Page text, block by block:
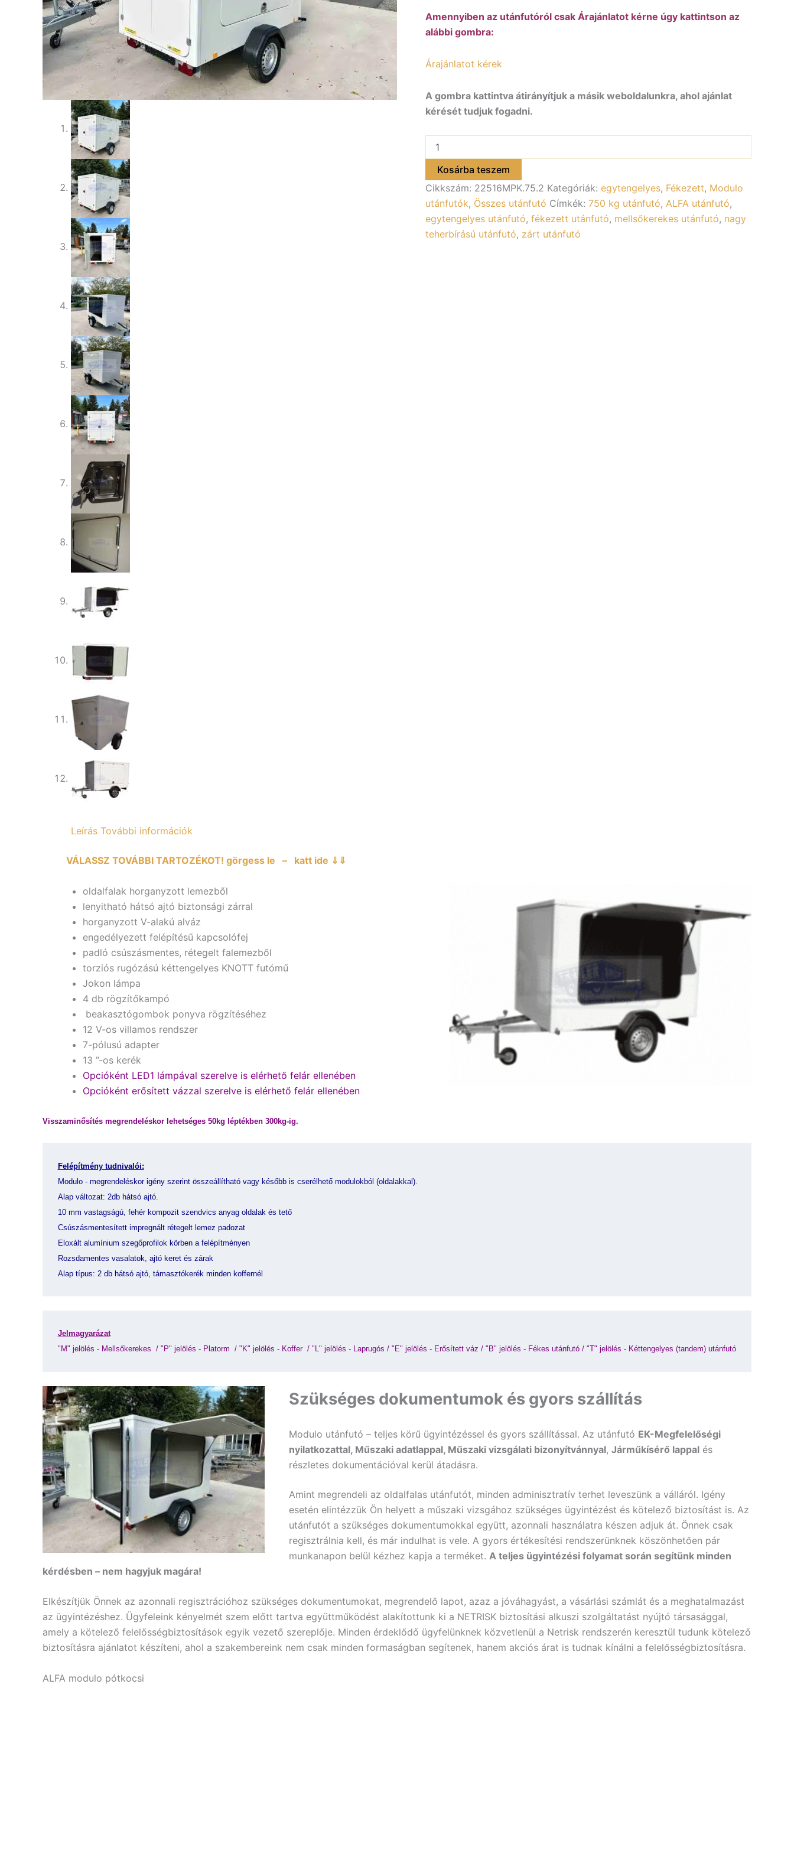
Amennyiben az utánfutóról csak Árajánlatot kérne úgy kattintson az
alábbi gombra:
Árajánlatot kérek
A gombra kattintva átirányítjuk a másik weboldalunkra, ahol ajánlat
kérését tudjuk fogadni.
Modulo
22516MPK.75.2
egytengelyes
fékezett
utánfutó,
2
Kosárba teszem
Cikkszám: 22516MPK.75.2 Kategóriák: egytengelyes, Fékezett, Modulo
utánfutók, Összes utánfutó Címkék: 750 kg utánfutó, ALFA utánfutó,
egytengelyes utánfutó, fékezett utánfutó, mellsőkerekes utánfutó, nagy
teherbírású utánfutó, zárt utánfutó
Leírás További információk
VÁLASSZ TOVÁBBI TARTOZÉKOT! görgess le – katt ide ⇓⇓
oldalfalak horganyzott lemezből
lenyitható hátsó ajtó biztonsági zárral
horganyzott V-alakú alváz
engedélyezett felépítésű kapcsolófej
padló csúszásmentes, rétegelt falemezből
torziós rugózású kéttengelyes KNOTT futómű
Jokon lámpa
4 db rögzítőkampó
beakasztógombok ponyva rögzítéséhez
12 V-os villamos rendszer
7-pólusú adapter
13 ”-os kerék
Opcióként LED1 lámpával szerelve is elérhető felár ellenében
Opcióként erősített vázzal szerelve is elérhető felár ellenében
Visszaminősítés megrendeléskor lehetséges 50kg léptékben 300kg-ig.
Felépítmény tudnivalói:
Modulo - megrendeléskor igény szerint összeállítható vagy később is cserélhető modulokból (oldalakkal).
Alap változat: 2db hátsó ajtó.
10 mm vastagságú, fehér kompozit szendvics anyag oldalak és tető
Csúszásmentesített impregnált rétegelt lemez padozat
Eloxált alumínium szegőprofilok körben a felépítményen
Rozsdamentes vasalatok, ajtó keret és zárak
Alap típus: 2 db hátsó ajtó, támasztókerék minden koffernél
Jelmagyarázat
"M" jelölés - Mellsőkerekes / "P" jelölés - Platorm / "K" jelölés - Koffer / "L" jelölés - Laprugós / "E" jelölés - Erősített váz / "B" jelölés - Fékes utánfutó / "T" jelölés - Kéttengelyes (tandem) utánfutó
Szükséges dokumentumok és gyors szállítás
Modulo utánfutó – teljes körű ügyintézéssel és gyors szállítással. Az utánfutó EK-Megfelelőségi
nyilatkozattal, Műszaki adatlappal, Műszaki vizsgálati bizonyítvánnyal, Járműkísérő lappalés
részletes dokumentációval kerül átadásra.
Amint megrendeli az oldalfalas utánfutót, minden adminisztratív terhet leveszünk a válláról. Igény
esetén elintézzük Ön helyett a műszaki vizsgához szükséges ügyintézést és kötelező biztosítást is. Az
utánfutót a szükséges dokumentumokkal együtt, azonnali használatra készen adjuk át. Önnek csak
regisztrálnia kell, és már indulhat is vele. A gyors értékesítési rendszerünknek köszönhetően pár
munkanapon belül kézhez kapja a terméket. A teljes ügyintézési folyamat során segítünk minden
kérdésben – nem hagyjuk magára!
Elkészítjük Önnek az azonnali regisztrációhoz szükséges dokumentumokat, megrendelő lapot, azaz a jóváhagyást, a vásárlási számlát és a meghatalmazást
az ügyintézéshez. Ügyfeleink kényelmét szem előtt tartva együttműködést alakítottunk ki a NETRISK biztosítási alkuszi szolgáltatást nyújtó társasággal,
amely a kötelező felelősségbiztosítások egyik vezető szereplője. Minden érdeklődő ügyfelünknek közvetlenül a Netrisk rendszerén keresztül tudunk kötelező
biztosításra ajánlatot készíteni, ahol a szakembereink nem csak minden formaságban segítenek, hanem akciós árat is tudnak kínálni a felelősségbiztosításra.
ALFA modulo pótkocsi